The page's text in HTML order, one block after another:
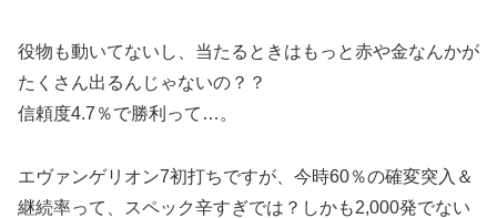
役物も動いてないし、当たるときはもっと赤や金なんかが
たくさん出るんじゃないの？？
信頼度4.7％で勝利って…。
エヴァンゲリオン7初打ちですが、今時60％の確変突入＆
継続率って、スペック辛すぎでは？しかも2,000発でない